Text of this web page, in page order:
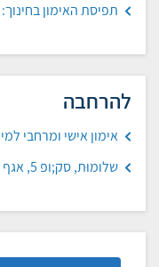
תפיסת האימון בחינוך: פיתוח
להרחבה
אימון אישי ומרחבי למידה
שלומוּת, סק;ופ 5, אגף מו"פ ניסויים ויוזמות, יולי 2020